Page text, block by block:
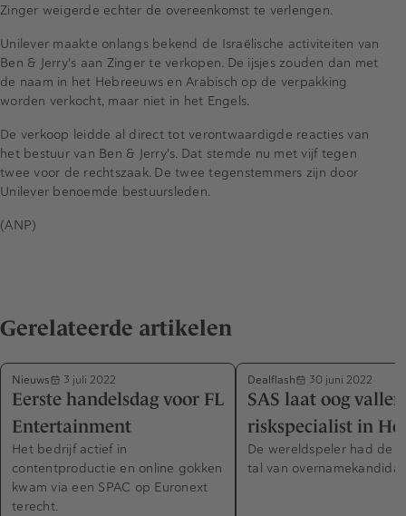
Zinger weigerde echter de overeenkomst te verlengen.
Unilever maakte onlangs bekend de Israëlische activiteiten van
Ben & Jerry's aan Zinger te verkopen. De ijsjes zouden dan met
de naam in het Hebreeuws en Arabisch op de verpakking
worden verkocht, maar niet in het Engels.
De verkoop leidde al direct tot verontwaardigde reacties van
het bestuur van Ben & Jerry's. Dat stemde nu met vijf tegen
twee voor de rechtszaak. De twee tegenstemmers zijn door
Unilever benoemde bestuursleden.
(ANP)
Gerelateerde artikelen
Nieuws 3 juli 2022
Eerste handelsdag voor FL
Entertainment
Het bedrijf actief in
contentproductie en online gokken
kwam via een SPAC op Euronext
terecht.
Dealflash 30 juni 2022
SAS laat oog
riskspecialist in
De wereldspeler had de
tal van